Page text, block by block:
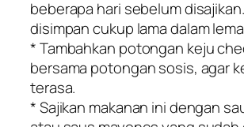
beberapa hari sebelum
disimpan cukup lama dalam
* Tambahkan potongan keju
bersama potongan sosis, agar
terasa.
* Sajikan makanan ini dengan